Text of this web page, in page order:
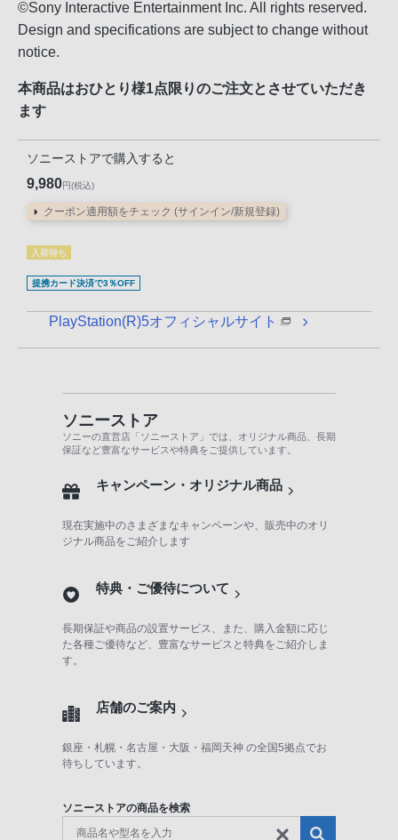
「0120-
©Sony Interactive Entertainment Inc. All rights reserved.
Design and specifications are subject to change without
notice.
本商品はおひとり様1点限りのご注文とさせていただき
ます
ソニーストアで購入すると
9,980円(税込)
クーポン適用額をチェック (サインイン/新規登録)
入荷待ち
提携カード決済で3％OFF
PlayStation(R)5オフィシャルサイト
ソニーストア
ソニーの直営店「ソニーストア」では、オリジナル商品、長期
保証など豊富なサービスや特典をご提供しています。
キャンペーン・オリジナル商品
現在実施中のさまざまなキャンペーンや、販売中のオリ
ジナル商品をご紹介します
特典・ご優待について
長期保証や商品の設置サービス、また、購入金額に応じ
た各種ご優待など、豊富なサービスと特典をご紹介しま
す。
店舗のご案内
銀座・札幌・名古屋・大阪・福岡天神 の全国5拠点でお
待ちしています。
ソニーストアの商品を検索